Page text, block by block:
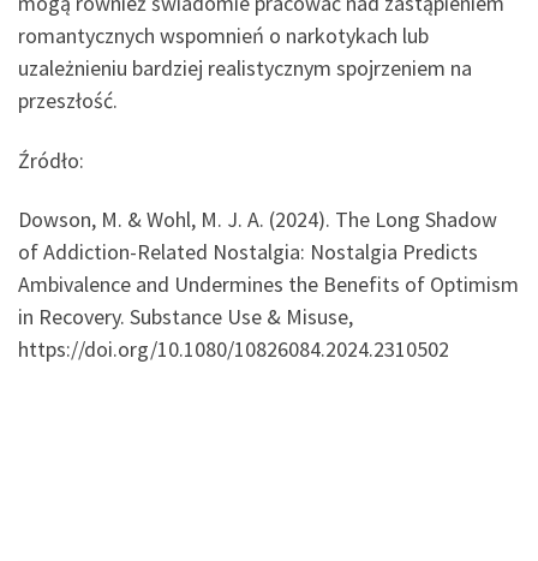
romantycznych wspomnień o narkotykach lub
uzależnieniu bardziej realistycznym spojrzeniem na
przeszłość.
Źródło:
Dowson, M. & Wohl, M. J. A. (2024). The Long Shadow
of Addiction-Related Nostalgia: Nostalgia Predicts
Ambivalence and Undermines the Benefits of Optimism
in Recovery. Substance Use & Misuse,
https://doi.org/10.1080/10826084.2024.2310502